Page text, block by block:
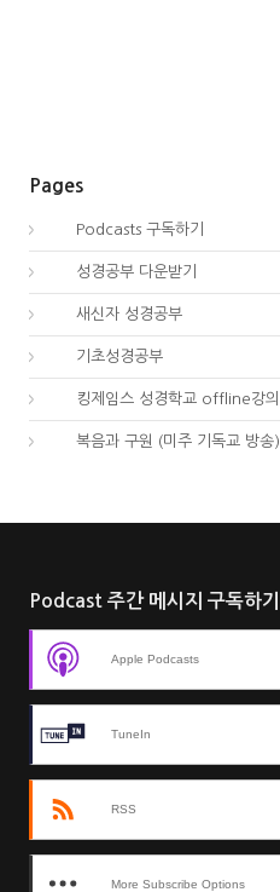
Pages
Podcasts 구독하기
성경공부 다운받기
새신자 성경공부
기초성경공부
킹제임스 성경학교 offline강의
복음과 구원 (미주 기독교 방송)
Podcast 주간 메시지 구독하기
Apple Podcasts
TuneIn
RSS
More Subscribe Options